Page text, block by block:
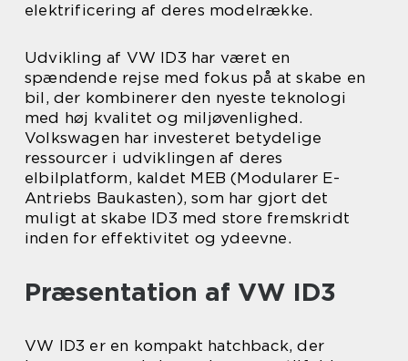
elektrificering af deres modelrække.
Udvikling af VW ID3 har været en
spændende rejse med fokus på at skabe en
bil, der kombinerer den nyeste teknologi
med høj kvalitet og miljøvenlighed.
Volkswagen har investeret betydelige
ressourcer i udviklingen af deres
elbilplatform, kaldet MEB (Modularer E-
Antriebs Baukasten), som har gjort det
muligt at skabe ID3 med store fremskridt
inden for effektivitet og ydeevne.
Præsentation af VW ID3
VW ID3 er en kompakt hatchback, der